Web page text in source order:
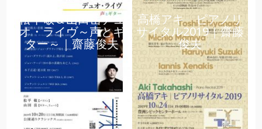
松平敬＆山田岳デュ
オ・ライヴ～声とギ
ター～｜齋藤俊夫
高橋アキ ピアノリ
サイタル2019｜齋藤
俊夫